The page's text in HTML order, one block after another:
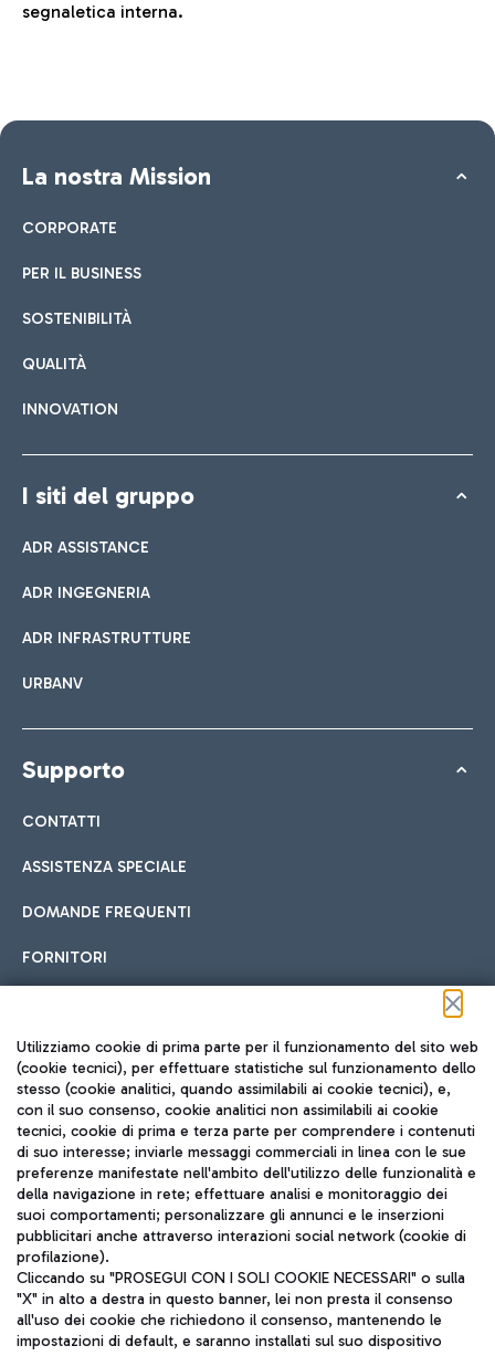
segnaletica interna.
La nostra Mission
CORPORATE
PER IL BUSINESS
SOSTENIBILITÀ
QUALITÀ
INNOVATION
I siti del gruppo
ADR ASSISTANCE
ADR INGEGNERIA
ADR INFRASTRUTTURE
URBANV
Supporto
CONTATTI
ASSISTENZA SPECIALE
DOMANDE FREQUENTI
FORNITORI
Seguici sui social
TRAVEL JOURNAL
ITA
Utilizziamo cookie di prima parte per il funzionamento del sito web
(cookie tecnici), per effettuare statistiche sul funzionamento dello
stesso (cookie analitici, quando assimilabili ai cookie tecnici), e,
con il suo consenso, cookie analitici non assimilabili ai cookie
tecnici, cookie di prima e terza parte per comprendere i contenuti
di suo interesse; inviarle messaggi commerciali in linea con le sue
preferenze manifestate nell'ambito dell'utilizzo delle funzionalità e
della navigazione in rete; effettuare analisi e monitoraggio dei
suoi comportamenti; personalizzare gli annunci e le inserzioni
pubblicitari anche attraverso interazioni social network (cookie di
profilazione).
Cliccando su "PROSEGUI CON I SOLI COOKIE NECESSARI" o sulla
"X" in alto a destra in questo banner, lei non presta il consenso
all'uso dei cookie che richiedono il consenso, mantenendo le
impostazioni di default, e saranno installati sul suo dispositivo